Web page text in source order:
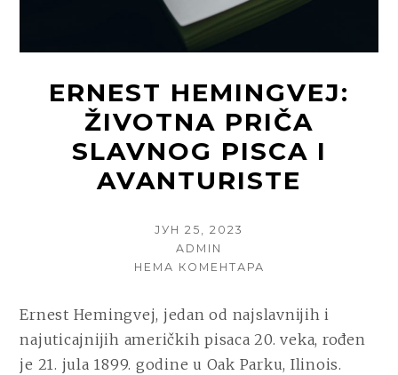
ERNEST HEMINGVEJ:
ŽIVOTNA PRIČA
SLAVNOG PISCA I
AVANTURISTE
POSTED
ЈУН 25, 2023
AUTHOR
ADMIN
НЕМА КОМЕНТАРА
ŽIVOTNA
PRIČA
SLAVNOG
Ernest Hemingvej, jedan od najslavnijih i
najuticajnijih američkih pisaca 20. veka, rođen
je 21. jula 1899. godine u Oak Parku, Ilinois.